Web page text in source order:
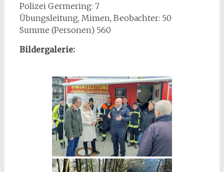
Polizei Germering: 7
Übungsleitung, Mimen, Beobachter: 50
Summe (Personen) 560
Bildergalerie: